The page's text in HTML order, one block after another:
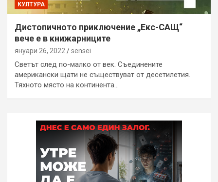
КУЛТУРА
Дистопичното приключение „Екс-САЩ“
вече е в книжарниците
януари 26, 2022 sensei
Светът след по-малко от век. Съединените
американски щати не съществуват от десетилетия.
Тяхното място на континента…